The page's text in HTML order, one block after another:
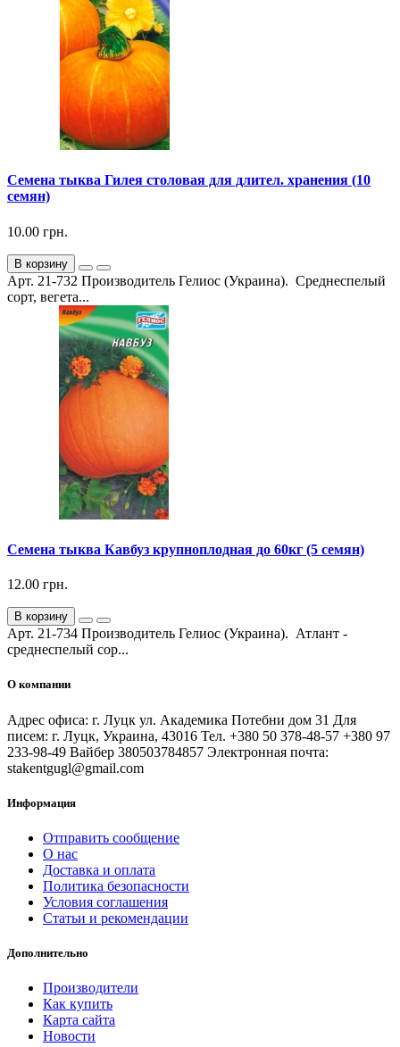
Семена тыква Гилея столовая для длител. хранения (10
семян)
10.00 грн.
В корзину
Арт. 21-732 Производитель Гелиос (Украина). Среднеспелый
сорт, вегета...
Семена тыква Кавбуз крупноплодная до 60кг (5 семян)
12.00 грн.
В корзину
Арт. 21-734 Производитель Гелиос (Украина). Атлант -
среднеспелый сор...
О компании
Адрес офиса: г. Луцк ул. Академика Потебни дом 31 Для
писем: г. Луцк, Украина, 43016 Тел. +380 50 378-48-57 +380 97
233-98-49 Вайбер 380503784857 Электронная почта:
stakentgugl@gmail.com
Информация
Отправить сообщение
О нас
Доставка и оплата
Политика безопасности
Условия соглашения
Статьи и рекомендации
Дополнительно
Производители
Как купить
Карта сайта
Новости